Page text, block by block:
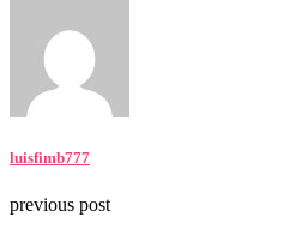
luisfimb777
previous post